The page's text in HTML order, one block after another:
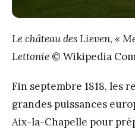
Le château des Lieven, «
Lettonie © Wikipedia
Fin septembre 1818, les
grandes puissances
Aix-la-Chapelle pour